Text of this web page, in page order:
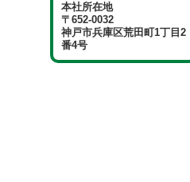
本社所在地
〒652-0032
神戸市兵庫区荒田町1丁目2
番4号